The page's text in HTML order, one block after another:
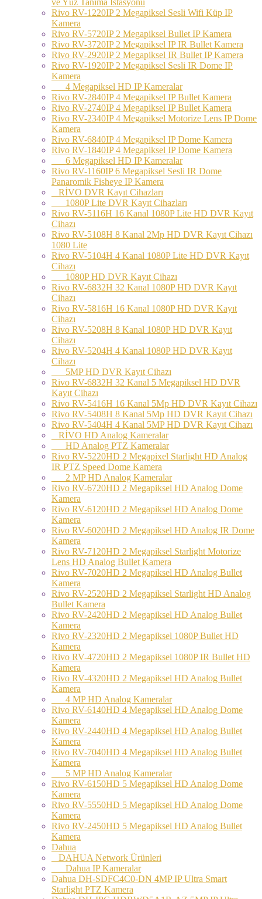
Rivo RV-1220IP 2 Megapiksel Sesli Wifi Küp IP
Kamera
Rivo RV-5720IP 2 Megapiksel Bullet IP Kamera
Rivo RV-3720IP 2 Megapiksel IP IR Bullet Kamera
Rivo RV-2920IP 2 Megapiksel IR Bullet IP Kamera
Rivo RV-1920IP 2 Megapiksel Sesli IR Dome IP
Kamera
4 Megapiksel HD IP Kameralar
Rivo RV-2840IP 4 Megapiksel IP Bullet Kamera
Rivo RV-2740IP 4 Megapiksel IP Bullet Kamera
Rivo RV-2340IP 4 Megapiksel Motorize Lens IP Dome
Kamera
Rivo RV-6840IP 4 Megapiksel IP Dome Kamera
Rivo RV-1840IP 4 Megapiksel IP Dome Kamera
6 Megapiksel HD IP Kameralar
Rivo RV-1160IP 6 Megapiksel Sesli IR Dome
Panaromik Fisheye IP Kamera
RİVO DVR Kayıt Cihazları
1080P Lite DVR Kayıt Cihazları
Rivo RV-5116H 16 Kanal 1080P Lite HD DVR Kayıt
Cihazı
Rivo RV-5108H 8 Kanal 2Mp HD DVR Kayıt Cihazı
1080 Lite
Rivo RV-5104H 4 Kanal 1080P Lite HD DVR Kayıt
Cihazı
1080P HD DVR Kayıt Cihazı
Rivo RV-6832H 32 Kanal 1080P HD DVR Kayıt
Cihazı
Rivo RV-5816H 16 Kanal 1080P HD DVR Kayıt
Cihazı
Rivo RV-5208H 8 Kanal 1080P HD DVR Kayıt
Cihazı
Rivo RV-5204H 4 Kanal 1080P HD DVR Kayıt
Cihazı
5MP HD DVR Kayıt Cihazı
Rivo RV-6832H 32 Kanal 5 Megapiksel HD DVR
Kayıt Cihazı
Rivo RV-5416H 16 Kanal 5Mp HD DVR Kayıt Cihazı
Rivo RV-5408H 8 Kanal 5Mp HD DVR Kayıt Cihazı
Rivo RV-5404H 4 Kanal 5MP HD DVR Kayıt Cihazı
RİVO HD Analog Kameralar
HD Analog PTZ Kameralar
Rivo RV-5220HD 2 Megapixel Starlight HD Analog
IR PTZ Speed Dome Kamera
2 MP HD Analog Kameralar
Rivo RV-6720HD 2 Megapiksel HD Analog Dome
Kamera
Rivo RV-6120HD 2 Megapiksel HD Analog Dome
Kamera
Rivo RV-6020HD 2 Megapiksel HD Analog IR Dome
Kamera
Rivo RV-7120HD 2 Megapiksel Starlight Motorize
Lens HD Analog Bullet Kamera
Rivo RV-7020HD 2 Megapiksel HD Analog Bullet
Kamera
Rivo RV-2520HD 2 Megapiksel Starlight HD Analog
Bullet Kamera
Rivo RV-2420HD 2 Megapiksel HD Analog Bullet
Kamera
Rivo RV-2320HD 2 Megapiksel 1080P Bullet HD
Kamera
Rivo RV-4720HD 2 Megapiksel 1080P IR Bullet HD
Kamera
Rivo RV-4320HD 2 Megapiksel HD Analog Bullet
Kamera
4 MP HD Analog Kameralar
Rivo RV-6140HD 4 Megapiksel HD Analog Dome
Kamera
Rivo RV-2440HD 4 Megapiksel HD Analog Bullet
Kamera
Rivo RV-7040HD 4 Megapiksel HD Analog Bullet
Kamera
5 MP HD Analog Kameralar
Rivo RV-6150HD 5 Megapiksel HD Analog Dome
Kamera
Rivo RV-5550HD 5 Megapiksel HD Analog Dome
Kamera
Rivo RV-2450HD 5 Megapiksel HD Analog Bullet
Kamera
Dahua
DAHUA Network Ürünleri
Dahua IP Kameralar
Dahua DH-SDFC4C0-DN 4MP IP Ultra Smart
Starlight PTZ Kamera